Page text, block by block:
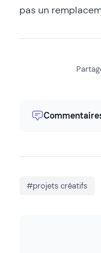
pas un
#projets créatifs